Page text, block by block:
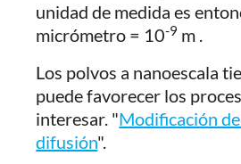
unidad de medida es
micrómetro = 10-9 m .
Los polvos a nanoescala
puede favorecer los
interesar. "Modificación
difusión".